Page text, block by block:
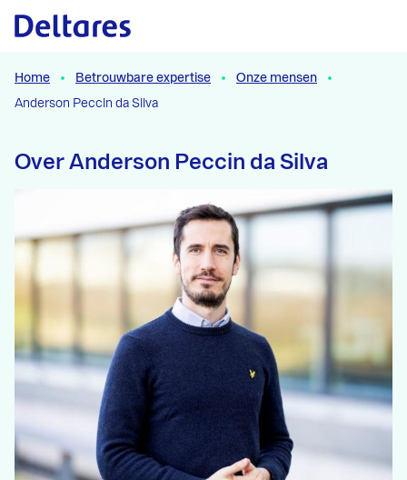
Naar hoofdcontent
Home Betrouwbare expertise
Onze mensen
Anderson Peccin da Silva
Over Anderson Peccin da Silva